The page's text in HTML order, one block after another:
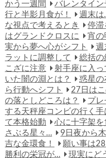
かう一週間
バレンタイ
行と半影月食が！
週末は
な視点で考えるとき
停
はグランドクロスに
宵の
実から夢へ心がシフト
週
ラットに調整して
総括の
こざに注意
射手座に入
いた闇の淵とは？
惑星の
ら行動へシフト
27日は
の落としどころは？
プ
する天秤座コンビの行く手
て本格始動
心に十字架
さぶる星々…
9日夜から
吉な金環食！
願い事は
勝利の栄冠が…
現実にど